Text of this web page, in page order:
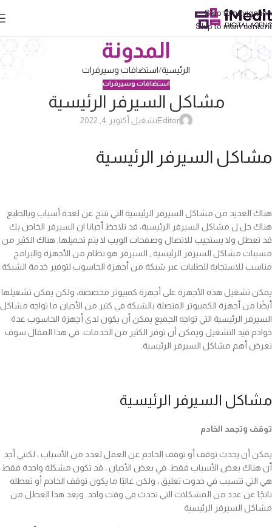
Skip to navigation
Skip to main content
المدونة
الرئيسية استضافات وسيرفرات
استضافات وسيرفرات
مشاكل السيرفر الرئيسية
Editorتشغيل أكتوبر 4, 2022
مشاكل السيرفر الرئيسية
هناك العديد من مشاكل السيرفر الرئيسية التي تنتج عن لعدة أسباب وبالطبع
هناك حل ل مشاكل السيرفر الرئيسية، قد تلاحظ أحيانا ان السيرفر الخاص بك
قد تعطل ولا يستجيب للاتصال وصفحات الويب لا يتم تحميلها, هناك الكثير من
مسببات مشاكل السيرفر الرئيسية , السيرفر هو نظام من الأجهزة والبرامج
مناسب للاستجابة للطلبات عبر شبكة من أجهزة الحاسوب لتوفير خدمة الشبكة.
يمكن تشغيل هذه الأجهزة على أجهزة كمبيوتر مخصصة، ولكن يمكن تشغيلها
أيضًا من أجهزة الكمبيوتر المتصلة بالشبكة في كثير من الأحيان ما تواجه مشاكل
السيرفر الرئيسية التي تواجه الجميع يمكن أن يكون لدى أجهزة الحاسوب عدة
خوادم قيد التشغيل ويمكن أن توفر الكثير من الخدمات. في هذا المقال سوف
نعرض أهم مشاكل السيرفر الرئيسية.
مشاكل السيرفر الرئيسية
توقف وتجمد الخادم
يمكن أن يحدث توقف أو توقف الخادم عن العمل لعدد من الأسباب ، لكنني أجد
أن هناك بعض الأسباب فقط. في بعض الأحيان ، قد تكون مشكلة واحدة فقط
هي التي تتسبب في حدوث تعليق ، ولكن غالبًا ما يكون توقف الخادم أو تعطله
ناتجًا عن عدد من المشكلات التي تحدث في وقت واحد. ويعد هذا العطل من
مشاكل السيرفر الرئيسية